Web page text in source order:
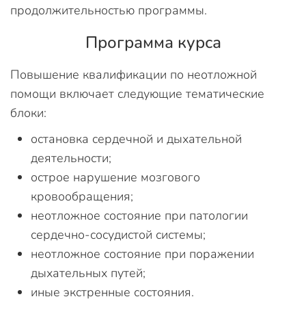
продолжительностью программы.
Программа курса
Повышение квалификации по неотложной
помощи включает следующие тематические
блоки:
остановка сердечной и дыхательной
деятельности;
острое нарушение мозгового
кровообращения;
неотложное состояние при патологии
сердечно-сосудистой системы;
неотложное состояние при поражении
дыхательных путей;
иные экстренные состояния.